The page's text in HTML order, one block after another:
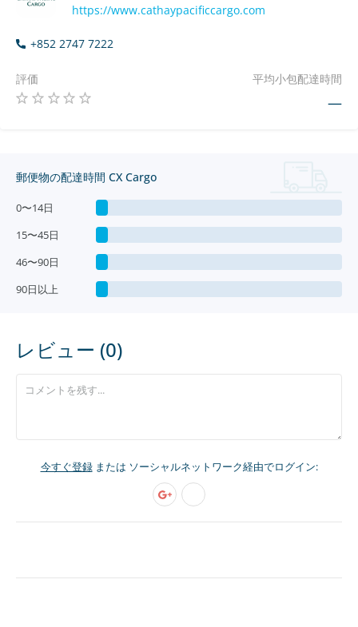
https://www.cathaypacificcargo.com
+852 2747 7222
評価 平均小包配達時間
—
郵便物の配達時間 CX Cargo
0〜14日
15〜45日
46〜90日
90日以上
レビュー (0)
今すぐ登録または ソーシャルネットワーク経由でログイン: